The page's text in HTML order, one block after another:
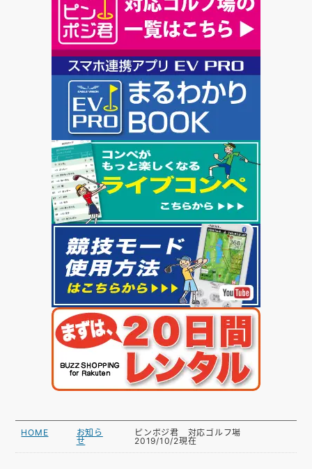
HOME
お知ら
せ
ピンポジ君 対応ゴルフ場
2019/10/2現在